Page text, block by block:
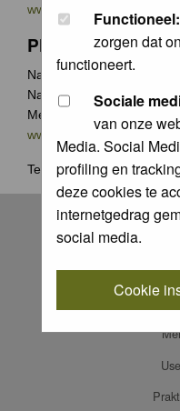
Functioneel:
zorgen dat
functioneert.
Sociale
van onze
Media. Social
profiling en
deze cookies te
internetgedrag
social media.
Cookie
www.groenecamera.nl
Photochallenge
Naast de jaarlijkse
Natuurfotografie.nl vaak
Meer weten? Ga naar
www.natuurfotografie.nl/
Terug naarhome.